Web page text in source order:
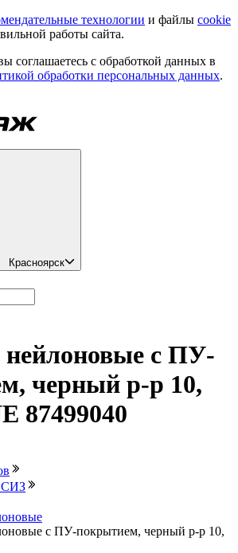
технологии и файлы cookie
работы сайта.
соглашаетесь с обработкой данных в
обработки персональных данных.
Красноярск
с ПУ-
черный р-р 10,
87499040
СИЗ
с ПУ-покрытием, черный р-р 10,